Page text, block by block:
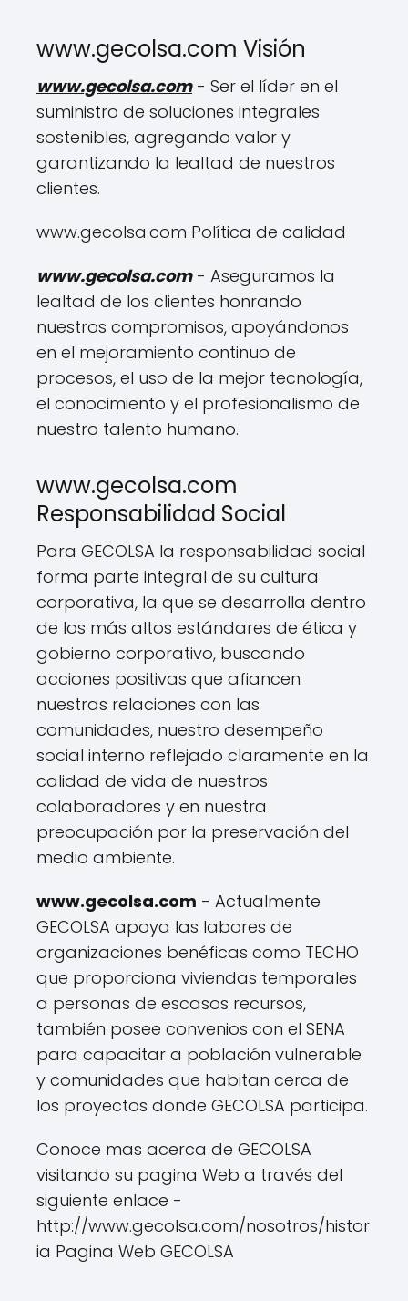
www.gecolsa.com Visión
www.gecolsa.com- Ser el líder en el
suministro de soluciones integrales
sostenibles, agregando valor y
garantizando la lealtad de nuestros
clientes.
www.gecolsa.com Política de calidad
www.gecolsa.com- Aseguramos la
lealtad de los clientes honrando
nuestros compromisos, apoyándonos
en el mejoramiento continuo de
procesos, el uso de la mejor tecnología,
el conocimiento y el profesionalismo de
nuestro talento humano.
www.gecolsa.com
Responsabilidad Social
Para GECOLSA la responsabilidad social
forma parte integral de su cultura
corporativa, la que se desarrolla dentro
de los más altos estándares de ética y
gobierno corporativo, buscando
acciones positivas que afiancen
nuestras relaciones con las
comunidades, nuestro desempeño
social interno reflejado claramente en la
calidad de vida de nuestros
colaboradores y en nuestra
preocupación por la preservación del
medio ambiente.
www.gecolsa.com - Actualmente
GECOLSA apoya las labores de
organizaciones benéficas como TECHO
que proporciona viviendas temporales
a personas de escasos recursos,
también posee convenios con el SENA
para capacitar a población vulnerable
y comunidades que habitan cerca de
los proyectos donde GECOLSA participa.
Conoce mas acerca de GECOLSA
visitando su pagina Web a través del
siguiente enlace -
http://www.gecolsa.com/nosotros/histor
ia Pagina Web GECOLSA